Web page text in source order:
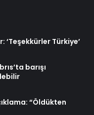
‘Teşekkürler Türkiye’
barışı
“Öldükten